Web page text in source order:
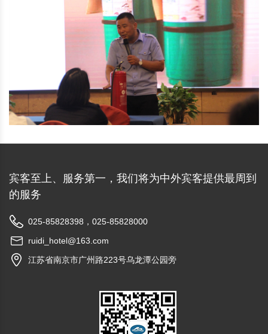
宾客至上、服务第一，我们将为中外宾客提供最周到
的服务
025-85828398，025-85828000
ruidi_hotel@163.com
江苏省南京市广州路223号乌龙潭公园旁